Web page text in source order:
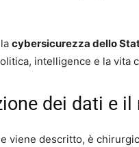
cybersicurezza dello
intelligence e la vita
dei dati e il
viene descritto, è